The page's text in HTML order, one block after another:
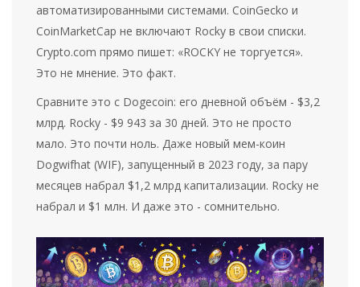
автоматизированными системами. CoinGecko и
CoinMarketCap не включают Rocky в свои списки.
Crypto.com прямо пишет: «ROCKY не торгуется».
Это не мнение. Это факт.
Сравните это с Dogecoin: его дневной объём - $3,2
млрд. Rocky - $9 943 за 30 дней. Это не просто
мало. Это почти ноль. Даже новый мем-коин
Dogwifhat (WIF), запущенный в 2023 году, за пару
месяцев набрал $1,2 млрд капитализации. Rocky не
набрал и $1 млн. И даже это - сомнительно.